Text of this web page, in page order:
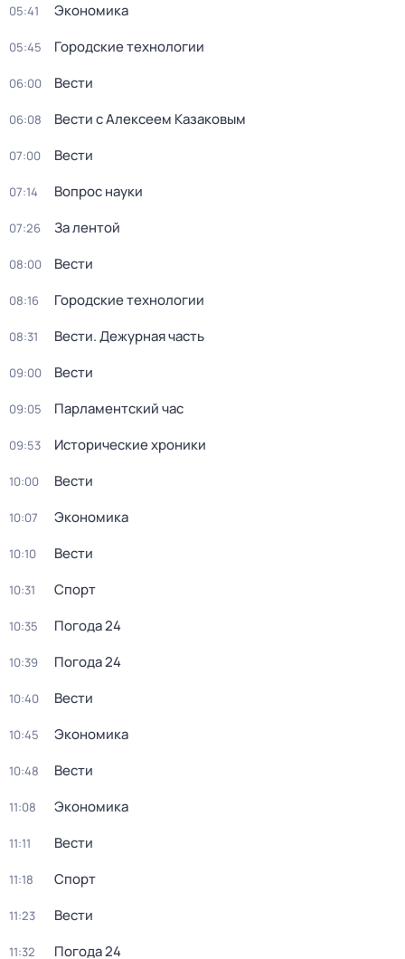
05:41 Экономика
05:45 Городские технологии
06:00 Вести
06:08 Вести с Алексеем Казаковым
07:00 Вести
07:14 Вопрос науки
07:26 За лентой
08:00 Вести
08:16 Городские технологии
08:31 Вести. Дежурная часть
09:00 Вести
09:05 Парламентский час
09:53 Исторические хроники
10:00 Вести
10:07 Экономика
10:10 Вести
10:31 Спорт
10:35 Погода 24
10:39 Погода 24
10:40 Вести
10:45 Экономика
10:48 Вести
11:08 Экономика
11:11 Вести
11:18 Спорт
11:23 Вести
11:32 Погода 24